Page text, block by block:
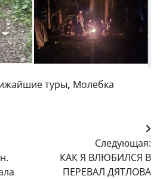
туры, Молебка
Следующая:
КАК Я ВЛЮБИЛСЯ В
ПЕРЕВАЛ ДЯТЛОВА